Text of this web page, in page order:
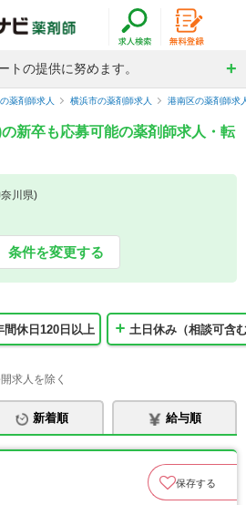
トの提供に努めます。
薬剤師求人 横浜市の薬剤師求人 港南区の薬剤師求
新卒も応募可能の薬剤師求人・転
川県)
条件を変更する
間休日120日以上 土日休み（相談可含
求人を除く
新着順 給与順
保存する